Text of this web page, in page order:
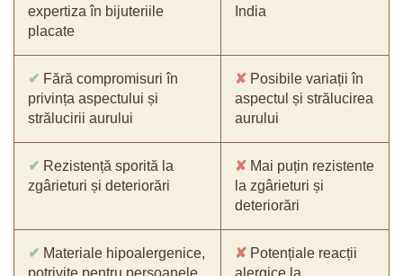
expertiza în bijuteriile
placate
India
✔ Fără compromisuri în
privința aspectului și
strălucirii aurului
✘ Posibile variații în
aspectul și strălucirea
aurului
✔ Rezistență sporită la
zgârieturi și deteriorări
✘ Mai puțin rezistente
la zgârieturi și
deteriorări
✔ Materiale hipoalergenice,
potrivite pentru persoanele
✘ Potențiale reacții
alergice la